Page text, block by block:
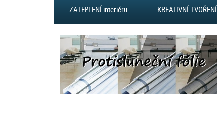
ZATEPLENÍ interiéru KREATIVNÍ TVOŘENÍ